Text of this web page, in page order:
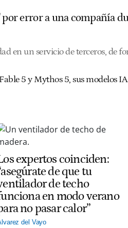
error a una compañía
en un servicio de terceros, de
5 y Mythos 5, sus modelos
expertos coinciden:
de que tu
de techo
en modo verano
no pasar calor”
del Vayo